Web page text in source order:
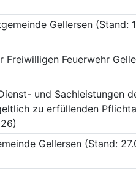
Gellersen (Stand:
Feuerwehr
und Sachleistungen
zu erfüllenden
Gellersen (Stand: